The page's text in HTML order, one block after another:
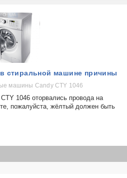
стиральной машине причины
машины Candy CTY 1046
1046 оторвались провода на
пожалуйста, жёлтый должен быть